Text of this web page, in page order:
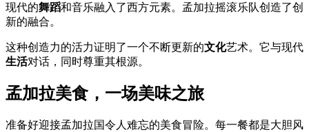
现代的舞蹈和音乐融入了西方元素。孟加拉摇滚乐队创造了创
新的融合。
这种创造力的活力证明了一个不断更新的文化艺术。它与现代
生活对话，同时尊重其根源。
孟加拉美食，一场美味之旅
准备好迎接孟加拉国令人难忘的美食冒险。每一餐都是大胆风